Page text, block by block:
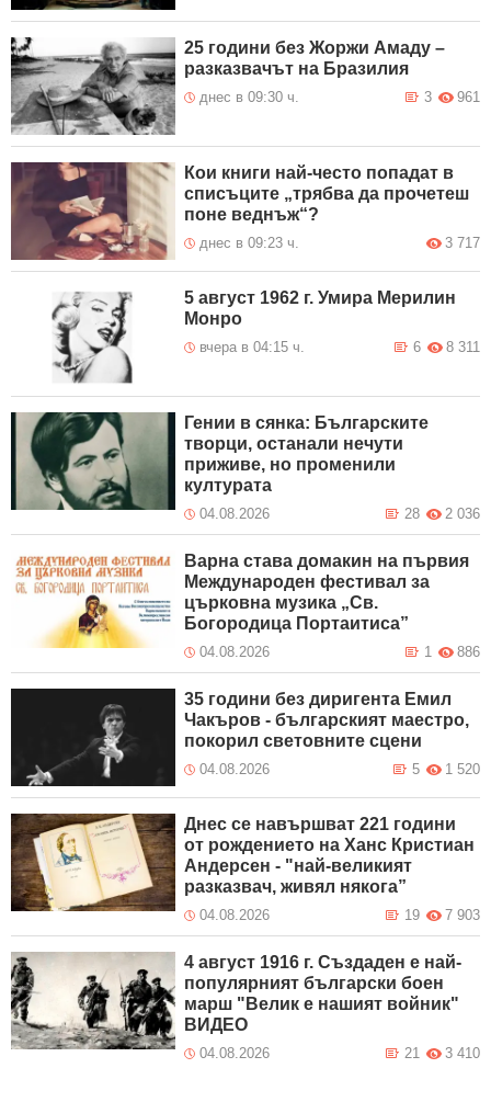
25 години без Жоржи Амаду –
разказвачът на Бразилия
днес в 09:30 ч. 961
3
Кои книги най-често попадат в
списъците „трябва да прочетеш
поне веднъж“?
днес в 09:23 ч. 3 717
5 август 1962 г. Умира Мерилин
Монро
вчера в 04:15 ч. 8 311
6
Гении в сянка: Българските
творци, останали нечути
приживе, но променили
културата
04.08.2026 2 036
28
Варна става домакин на първия
Международен фестивал за
църковна музика „Св.
Богородица Портаитиса”
04.08.2026 886
1
35 години без диригента Емил
Чакъров - българският маестро,
покорил световните сцени
04.08.2026 1 520
5
Днес се навършват 221 години
от рождението на Ханс Кристиан
Андерсен - "най-великият
разказвач, живял някога”
04.08.2026 7 903
19
4 август 1916 г. Създаден е най-
популярният български боен
марш "Велик е нашият войник"
ВИДЕО
04.08.2026 3 410
21